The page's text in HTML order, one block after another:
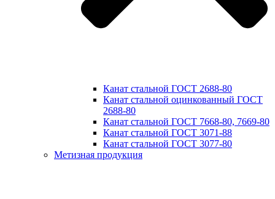
Канат стальной ГОСТ 2688-80
Канат стальной оцинкованный ГОСТ
2688-80
Канат стальной ГОСТ 7668-80, 7669-80
Канат стальной ГОСТ 3071-88
Канат стальной ГОСТ 3077-80
Метизная продукция